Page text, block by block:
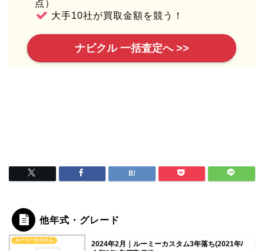
点）
大手10社が買取金額を競う！
ナビクル 一括査定へ >>
他年式・グレード
ルーミーカスタム
2024年2月｜ルーミーカスタム3年落ち(2021年/